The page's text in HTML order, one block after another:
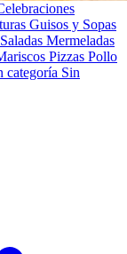
Guisos y Sopas
Mermeladas
Pizzas Pollo
categoría Sin